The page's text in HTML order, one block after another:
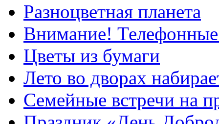
Разноцветная планета
Внимание!
Цветы из бумаги
Лето во дворах
Семейные встречи на